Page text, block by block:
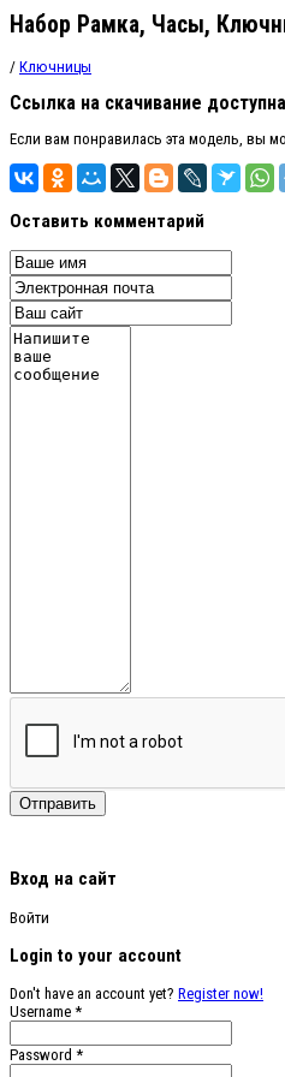
Набор Рамка, Часы,
/ Ключницы
Ссылка на скачивание
Если вам понравилась эта модель, вы
Оставить комментарий
Вход на сайт
Войти
Login to your account
Don't have an account yet? Register now!
Username *
Password *